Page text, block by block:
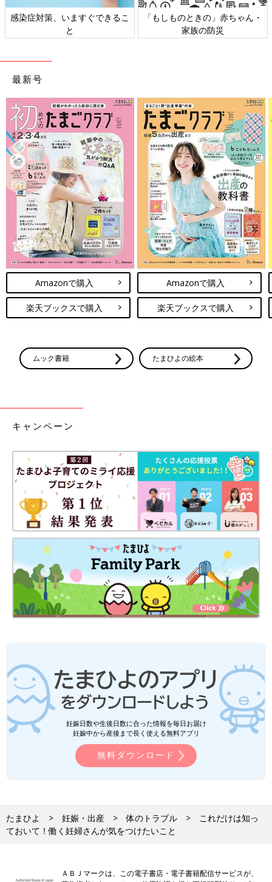
感染症対策、いますぐできるこ
と
「もしものときの」赤ちゃん・
家族の防災
最新号
Amazonで購入
楽天ブックスで購入
Amazonで購入
楽天ブックスで購入
ムック書籍 たまひよの絵本
キャンペーン
妊娠日数や生後日数に合った情報を毎日お届け
妊娠中から産後まで長く使える無料アプリ
無料ダウンロード
たまひよ 妊娠・出産 体のトラブル
これだけは知っ
ておいて！働く妊婦さんが気をつけたいこと
ＡＢＪマークは、この電子書店・電子書籍配信サービスが、